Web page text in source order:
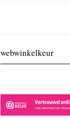
webwinkelkeur